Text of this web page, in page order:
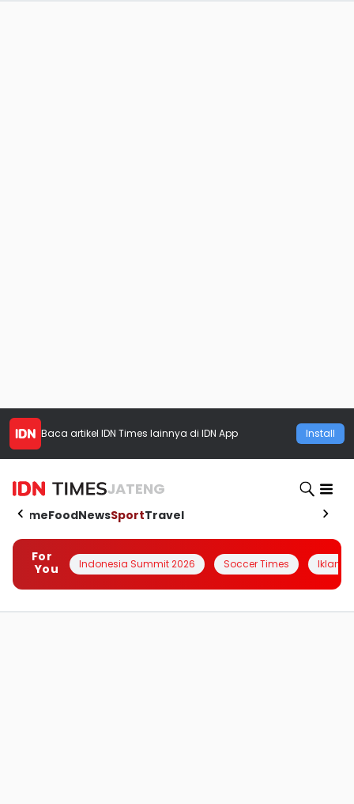
Baca artikel IDN Times lainnya di IDN App Install
JATENG
HomeFoodNewsSportTravel
For
You
Indonesia Summit 2026 Soccer Times Iklanin